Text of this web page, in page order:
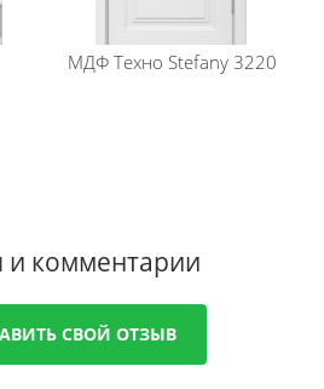
МДФ Техно Stefany 3220
комментарии
СВОЙ ОТЗЫВ